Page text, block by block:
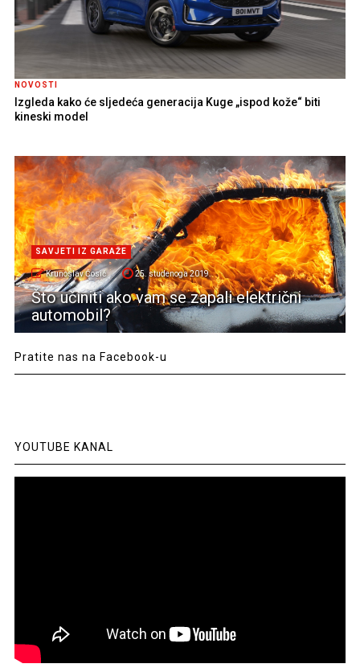
NOVOSTI
Izgleda kako će sljedeća generacija Kuge „ispod kože“ biti
kineski model
SAVJETI IZ GARAŽE
Krunoslav Ćosić 25. studenoga 2019.
Što učiniti ako vam se zapali električni
automobil?
Pratite nas na Facebook-u
YOUTUBE KANAL